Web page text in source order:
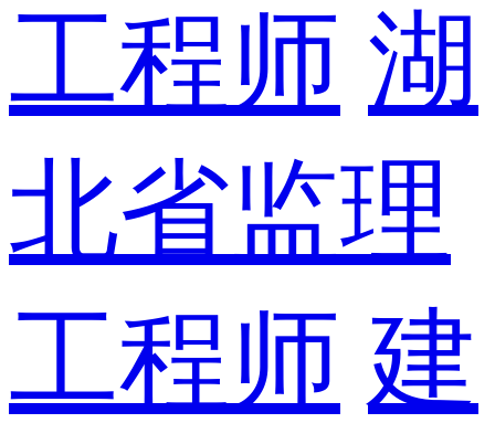
工程师 湖
北省监理
工程师 建